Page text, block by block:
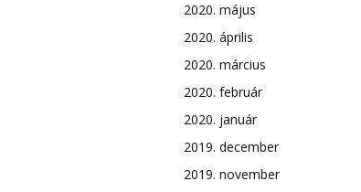
2020. május
2020. április
2020. március
2020. február
2020. január
2019. december
2019. november